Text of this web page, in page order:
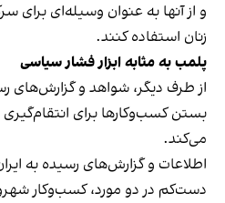
و از آنها به عنوان وسیله‌ای
زنان استفاده کنند.
پلمب به مثابه ابزار فشار سیاسی
از طرف دیگر، شواهد و
بستن کسب‌وکارها برای
می‌کند.
اطلاعات و گزارش‌های رسیده به
دست‌کم در دو مورد، کسب‌وکار